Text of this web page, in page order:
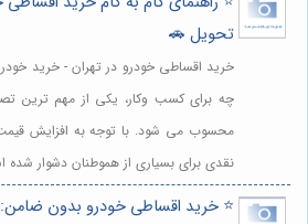
تحویل 🚗
خرید اقساطی خودرو در تهران - خرید
چه برای کسب وکار، یکی از مهم ترین
محسوب می شود. با توجه به افزایش
نقدی برای بسیاری از هموطنان دشوار
⭐️ خرید اقساطی خودرو بدون ضامن: